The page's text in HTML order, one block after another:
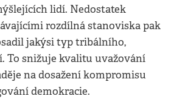
lidí. Nedostatek
rozdílná stanoviska pak
jakýsi typ tribálního,
To snižuje kvalitu uvažování
na dosažení kompromisu
demokracie.